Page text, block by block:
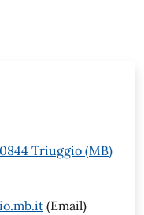
Triuggio (MB)
(Email)